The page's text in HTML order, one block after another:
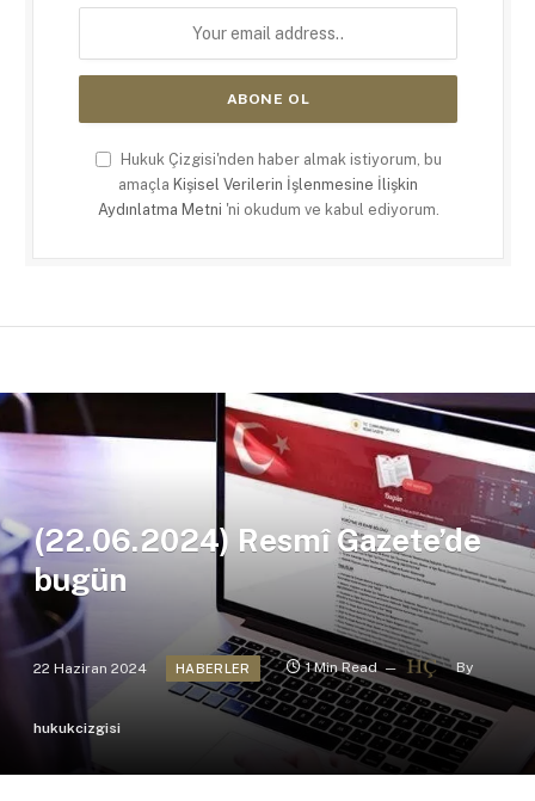
Hukuk Çizgisi'nden haber almak istiyorum, bu
amaçla Kişisel Verilerin İşlenmesine İlişkin
Aydınlatma Metni 'ni okudum ve kabul ediyorum.
(22.06.2024) Resmî Gazete’de
bugün
22 Haziran 2024 HABERLER 1 Min Read By
hukukcizgisi